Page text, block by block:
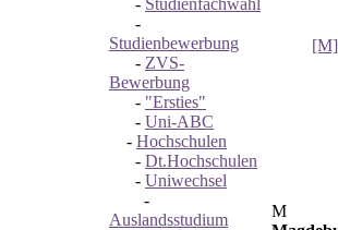
- Studienfachwahl
-
Studienbewerbung
- ZVS-
Bewerbung
- "Ersties"
- Uni-ABC
- Hochschulen
- Dt.Hochschulen
- Uniwechsel
-
Auslandsstudium
[M]
M